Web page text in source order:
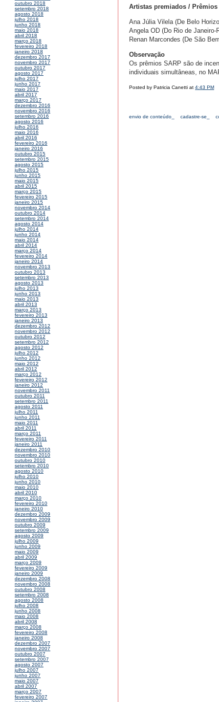
outubro 2018
setembro 2018
agosto 2018
julho 2018
junho 2018
maio 2018
abril 2018
março 2018
fevereiro 2018
janeiro 2018
dezembro 2017
novembro 2017
outubro 2017
agosto 2017
julho 2017
junho 2017
maio 2017
abril 2017
março 2017
dezembro 2016
novembro 2016
setembro 2016
agosto 2016
julho 2016
maio 2016
abril 2016
fevereiro 2016
janeiro 2016
outubro 2015
setembro 2015
agosto 2015
julho 2015
junho 2015
maio 2015
abril 2015
março 2015
fevereiro 2015
janeiro 2015
novembro 2014
outubro 2014
setembro 2014
agosto 2014
julho 2014
junho 2014
maio 2014
abril 2014
março 2014
fevereiro 2014
janeiro 2014
novembro 2013
outubro 2013
setembro 2013
agosto 2013
julho 2013
junho 2013
maio 2013
abril 2013
março 2013
fevereiro 2013
janeiro 2013
dezembro 2012
novembro 2012
outubro 2012
setembro 2012
agosto 2012
julho 2012
junho 2012
maio 2012
abril 2012
março 2012
fevereiro 2012
janeiro 2012
novembro 2011
outubro 2011
setembro 2011
agosto 2011
julho 2011
junho 2011
maio 2011
abril 2011
março 2011
fevereiro 2011
janeiro 2011
dezembro 2010
novembro 2010
outubro 2010
setembro 2010
agosto 2010
julho 2010
junho 2010
maio 2010
abril 2010
março 2010
fevereiro 2010
janeiro 2010
dezembro 2009
novembro 2009
outubro 2009
setembro 2009
agosto 2009
julho 2009
junho 2009
maio 2009
abril 2009
março 2009
fevereiro 2009
janeiro 2009
dezembro 2008
novembro 2008
outubro 2008
setembro 2008
agosto 2008
julho 2008
junho 2008
maio 2008
abril 2008
março 2008
fevereiro 2008
janeiro 2008
dezembro 2007
novembro 2007
outubro 2007
setembro 2007
agosto 2007
julho 2007
junho 2007
maio 2007
abril 2007
março 2007
fevereiro 2007
Artistas premiados / Prêmios
Ana Júlia Vilela (De Belo
Angela OD (Do Rio de
Renan Marcondes (De São
Observação
Os prêmios SARP são de
individuais simultâneas, no
Posted by Patricia Canetti at 4:43 PM
envio de conteúdo_ cadastre-se_